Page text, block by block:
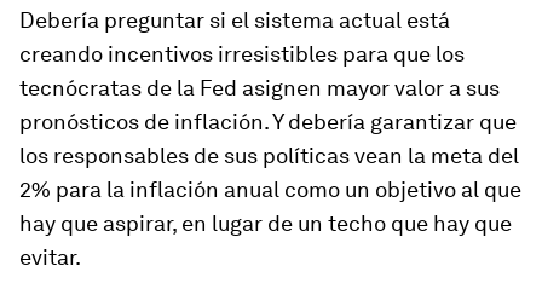
Debería preguntar si el sistema actual está
creando incentivos irresistibles para que los
tecnócratas de la Fed asignen mayor valor a sus
pronósticos de inflación. Y debería garantizar que
los responsables de sus políticas vean la meta del
2% para la inflación anual como un objetivo al que
hay que aspirar, en lugar de un techo que hay que
evitar.